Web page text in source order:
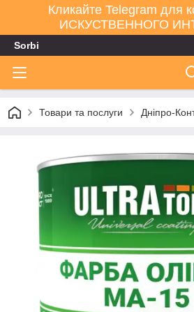
Кликайте Telegram для
ИСКУСТВЕННОГО
Sorbi
Товари та послуги Дніпро-